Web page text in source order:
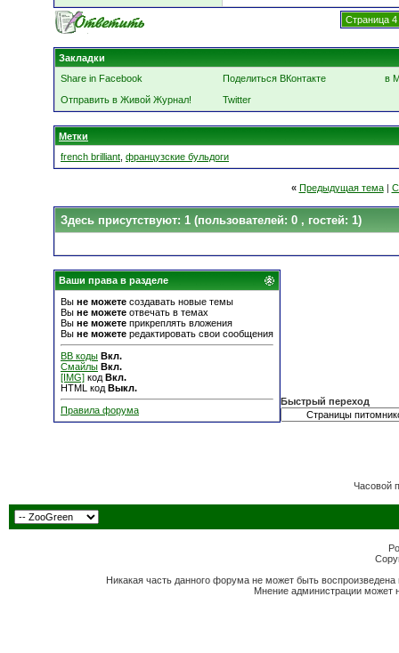
Страница 4
Закладки
Share in Facebook
Поделиться ВКонтакте
в
Отправить в Живой Журнал!
Twitter
Метки
french brilliant французские бульдоги
« Предыдущая тема|
Здесь присутствуют: 1 (пользователей: 0 , гостей: 1)
Ваши права в разделе
Вы не можете создавать новые темы
Вы не можете отвечать в темах
Вы не можете прикреплять вложения
Вы не можете редактировать свои сообщения
BB коды Вкл.
Смайлы Вкл.
[IMG] код Вкл.
HTML код Выкл.
Правила форума
Быстрый переход
Часовой
Никакая часть данного форума не может быть
Мнение администрации может